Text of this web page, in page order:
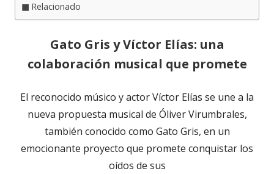
Relacionado
Gato Gris y Víctor Elías: una
colaboración musical que promete
El reconocido músico y actor Víctor Elías se une a la
nueva propuesta musical de Óliver Virumbrales,
también conocido como Gato Gris, en un
emocionante proyecto que promete conquistar los
oídos de sus